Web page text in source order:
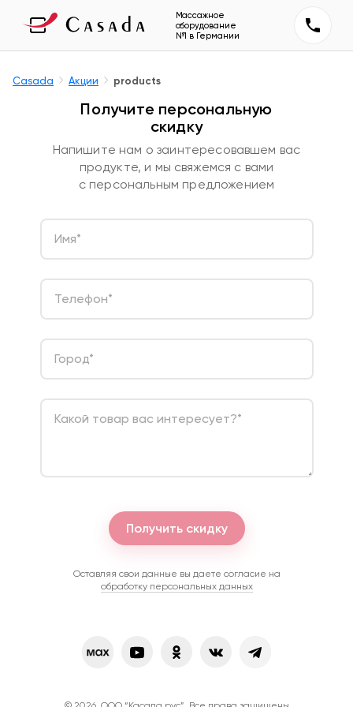
Массажное
оборудование
№1 в Германии
Casada Акции products
Получите персональную
скидку
Напишите нам о заинтересовавшем вас
продукте, и мы свяжемся с вами
с персональным предложением
Имя*
Телефон*
Город*
Какой товар вас интересует?*
Получить скидку
Оставляя свои данные вы даете согласие на
обработку персональных данных